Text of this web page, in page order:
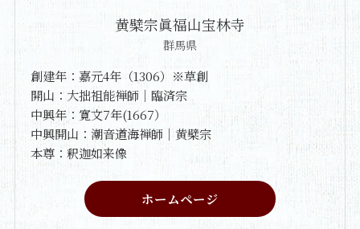
黄檗宗眞福山宝林寺
群馬県
創建年：嘉元4年（1306）※草創
開山：大拙祖能禅師｜臨済宗
中興年：寛文7年(1667）
中興開山：潮音道海禅師｜黄檗宗
本尊：釈迦如来像
ホームページ